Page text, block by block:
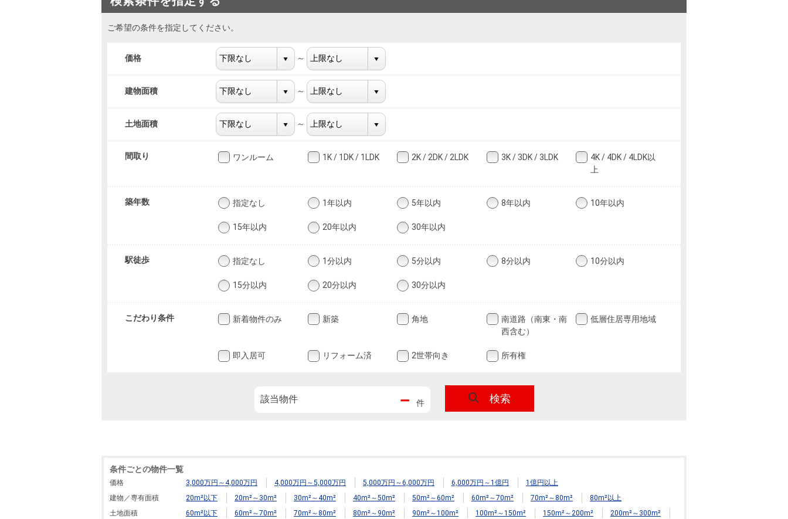
ご希望の条件を指定してください。
価格 ～
建物面積 ～
土地面積 ～
間取り ワンルーム 1K / 1DK / 1LDK 2K / 2DK / 2LDK 3K / 3DK / 3LDK
4K / 4DK / 4LDK以
上
築年数 指定なし 1年以内 5年以内 8年以内 10年以内
15年以内 20年以内 30年以内
駅徒歩 指定なし 1分以内 5分以内 8分以内 10分以内
15分以内 20分以内 30分以内
こだわり条件 新着物件のみ 新築 角地
南道路（南東・南
西含む）
低層住居専用地域
即入居可 リフォーム済 2世帯向き 所有権
該当物件 － 件 検索
条件ごとの物件一覧
価格 3,000万円～4,000万円 4,000万円～5,000万円 5,000万円～6,000万円 6,000万円～1億円
1億円以上
建物／専有面積
20m²以下 20m²～30m² 30m²～40m² 40m²～50m² 50m²～60m² 60m²～70m² 70m²～80m²
80m²以上
土地面積
60m²以下 60m²～70m² 70m²～80m² 80m²～90m² 90m²～100m² 100m²～150m² 150m²～200m²
200m²～300m²